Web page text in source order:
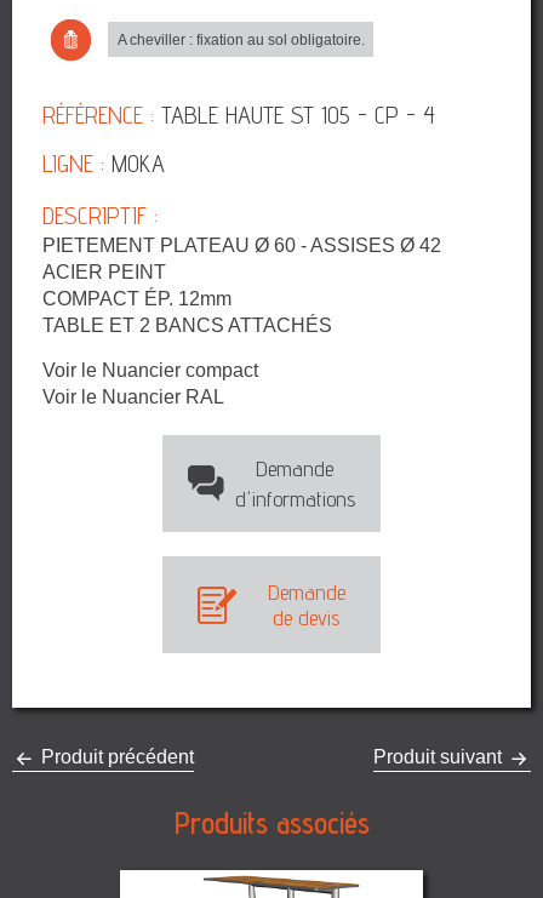
A cheviller : fixation au sol obligatoire.
RÉFÉRENCE : TABLE HAUTE ST 105 - CP - 4
LIGNE : MOKA
DESCRIPTIF :
PIETEMENT PLATEAU Ø 60 - ASSISES Ø 42
ACIER PEINT
COMPACT ÉP. 12mm
TABLE ET 2 BANCS ATTACHÉS
Voir le Nuancier compact
Voir le Nuancier RAL
Demande
d'informations
Demande
de devis
Produit précédent Produit suivant
Produits associés